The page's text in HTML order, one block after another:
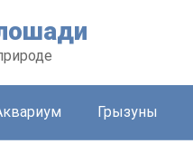
Грызуны